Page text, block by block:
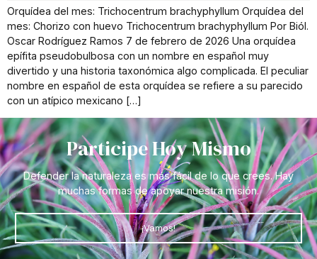
Orquídea del mes: Trichocentrum brachyphyllum Orquídea del
mes: Chorizo con huevo Trichocentrum brachyphyllum Por Biól.
Oscar Rodríguez Ramos 7 de febrero de 2026 Una orquídea
epífita pseudobulbosa con un nombre en español muy
divertido y una historia taxonómica algo complicada. El peculiar
nombre en español de esta orquídea se refiere a su parecido
con un atípico mexicano […]
Participe Hoy Mismo
Defender la naturaleza es más fácil de lo que crees. Hay
muchas formas de apoyar nuestra misión.
¡Vamos!